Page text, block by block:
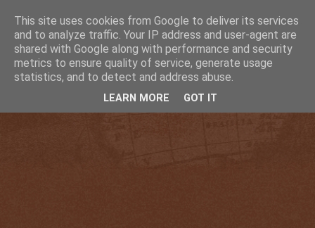
This site uses cookies from Google to deliver its services
and to analyze traffic. Your IP address and user-agent are
shared with Google along with performance and security
metrics to ensure quality of service, generate usage
statistics, and to detect and address abuse.
LEARN MORE GOT IT